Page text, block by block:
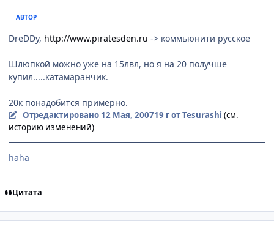
АВТОР
DreDDy, http://www.piratesden.ru -> коммьюнити русское
Шлюпкой можно уже на 15лвл, но я на 20 получше
купил.....катамаранчик.
20к понадобится примерно.
Отредактировано 12 Мая, 200719 гот Tesurashi (см.
историю изменений)
haha
Цитата